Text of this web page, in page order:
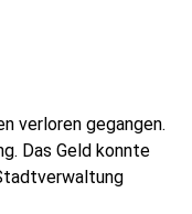
verloren gegangen.
Das Geld konnte